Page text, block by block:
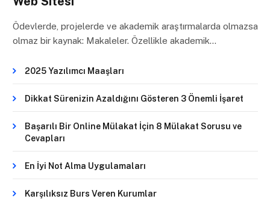
Ödevlerde, projelerde ve akademik araştırmalarda olmazsa
olmaz bir kaynak: Makaleler. Özellikle akademik…
2025 Yazılımcı Maaşları
Dikkat Sürenizin Azaldığını Gösteren 3 Önemli İşaret
Başarılı Bir Online Mülakat İçin 8 Mülakat Sorusu ve
Cevapları
En İyi Not Alma Uygulamaları
Karşılıksız Burs Veren Kurumlar